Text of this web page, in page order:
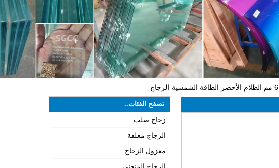
تصفح الفئات..
زجاج صلب
الزجاج مغلفة
معزول الزجاج